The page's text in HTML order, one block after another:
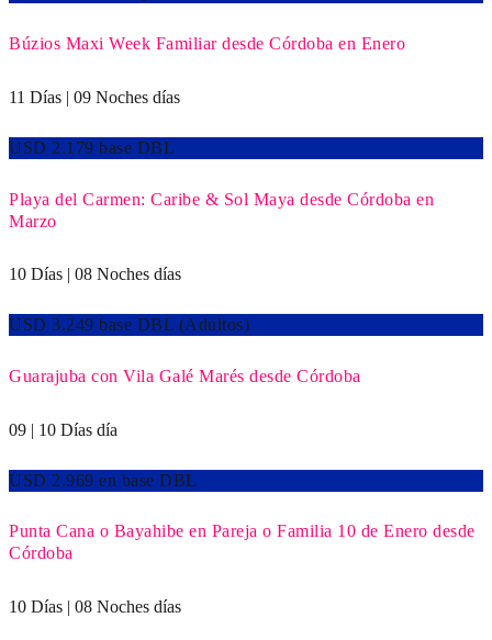
Búzios Maxi Week Familiar desde Córdoba en Enero
11 Días | 09 Noches días
USD 2.179 base DBL
Playa del Carmen: Caribe & Sol Maya desde Córdoba en
Marzo
10 Días | 08 Noches días
USD 3.249 base DBL (Adultos)
Guarajuba con Vila Galé Marés desde Córdoba
09 | 10 Días día
USD 2.969 en base DBL
Punta Cana o Bayahibe en Pareja o Familia 10 de Enero desde
Córdoba
10 Días | 08 Noches días